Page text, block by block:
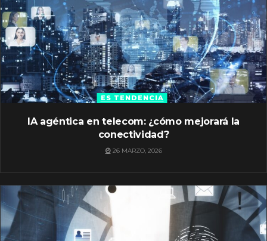
ES TENDENCIA
IA agéntica en telecom: ¿cómo mejorará la
conectividad?
26 MARZO, 2026